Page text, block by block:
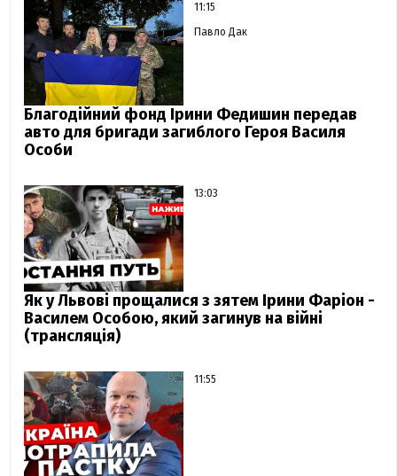
11:15
Павло Дак
Благодійний фонд Ірини Федишин передав
авто для бригади загиблого Героя Василя
Особи
13:03
Як у Львові прощалися з зятем Ірини Фаріон -
Василем Особою, який загинув на війні
(трансляція)
11:55